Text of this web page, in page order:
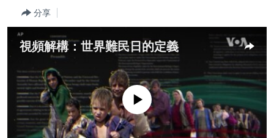
容
美中關係
海外港人
揭謊頻道
美國
中國
分享
視頻解構：世界難民日的定義
No media source currently available